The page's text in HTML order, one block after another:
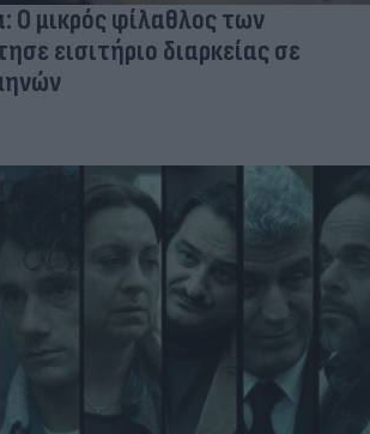
Ο μικρός φίλαθλος των
εισιτήριο διαρκείας σε